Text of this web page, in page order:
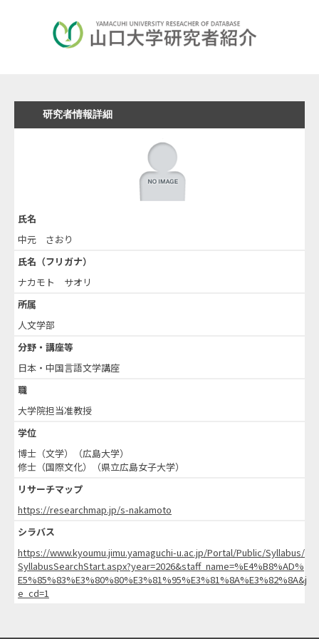
研究者情報詳細
氏名
中元 さおり
氏名（フリガナ）
ナカモト サオリ
所属
人文学部
分野・講座等
日本・中国言語文学講座
職
大学院担当准教授
学位
博士（文学）（広島大学）
修士（国際文化）（県立広島女子大学）
リサーチマップ
https://researchmap.jp/s-nakamoto
シラバス
https://www.kyoumu.jimu.yamaguchi-u.ac.jp/Portal/Public/Syllabus/
SyllabusSearchStart.aspx?year=2026&staff_name=%E4%B8%AD%
E5%85%83%E3%80%80%E3%81%95%E3%81%8A%E3%82%8A&j
e_cd=1